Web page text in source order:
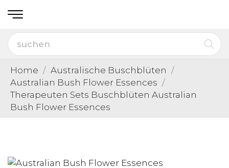
Home
Australische Buschblüten
Australian Bush Flower Essences
Therapeuten Sets Buschblüten Australian
Bush Flower Essences